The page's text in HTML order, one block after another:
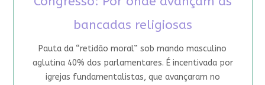
bancadas religiosas
Pauta da “retidão moral” sob mando masculino
aglutina 40% dos parlamentares. É incentivada por
igrejas fundamentalistas, que avançaram no